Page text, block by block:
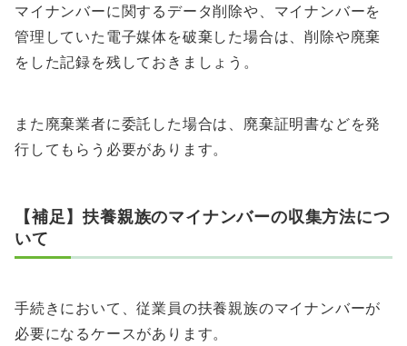
マイナンバーに関するデータ削除や、マイナンバーを
管理していた電子媒体を破棄した場合は、削除や廃棄
をした記録を残しておきましょう。
また廃棄業者に委託した場合は、廃棄証明書などを発
行してもらう必要があります。
【補足】扶養親族のマイナンバーの収集方法につ
いて
手続きにおいて、従業員の扶養親族のマイナンバーが
必要になるケースがあります。